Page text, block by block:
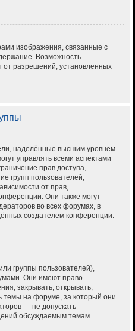
изображения, связанные с
Возможность
от разрешений, установленных
наделённые высшим уровнем
управлять всеми аспектами
прав доступа,
групп пользователей,
от прав,
Они также могут
во всех форумах, в
создателем конференции.
группы пользователей),
Они имеют право
закрывать, открывать,
темы на форуме, за который они
— не допускать
обсуждаемым темам